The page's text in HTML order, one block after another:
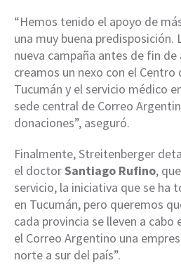
“Hemos tenido el apoyo de
una muy buena predisposición.
nueva campaña antes de fin
creamos un nexo con el
Tucumán y el servicio médico
sede central de Correo
donaciones”, aseguró.
Finalmente, Streitenberger
el doctorSantiago Rufino,
servicio, la iniciativa que se ha
en Tucumán, pero queremos
cada provincia se lleven a
el Correo Argentino una
norte a sur del país”.